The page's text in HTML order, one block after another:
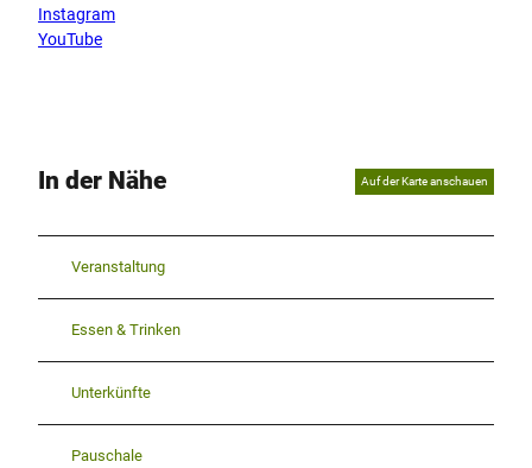
Instagram
YouTube
In der Nähe Auf der Karte anschauen
Veranstaltung
Essen & Trinken
Unterkünfte
Pauschale